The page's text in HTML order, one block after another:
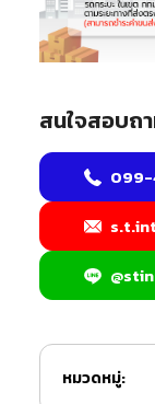
สนใจสอบถ
หมวดหมู่: